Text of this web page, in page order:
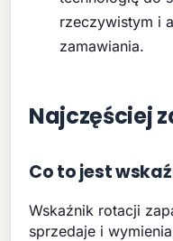
rzeczywistym i
zamawiania.
Najczęściej
Co to jest
Wskaźnik rotacji
sprzedaje i